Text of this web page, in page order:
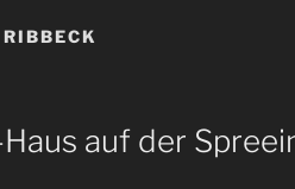
RIBBECK
auf der